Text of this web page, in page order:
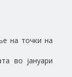
на точки на
во јануари